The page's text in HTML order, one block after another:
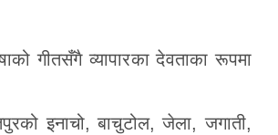
गीतसँगै व्यापारका देवताका रूपमा
इनाचो, बाचुटोल, जेला, जगाती,